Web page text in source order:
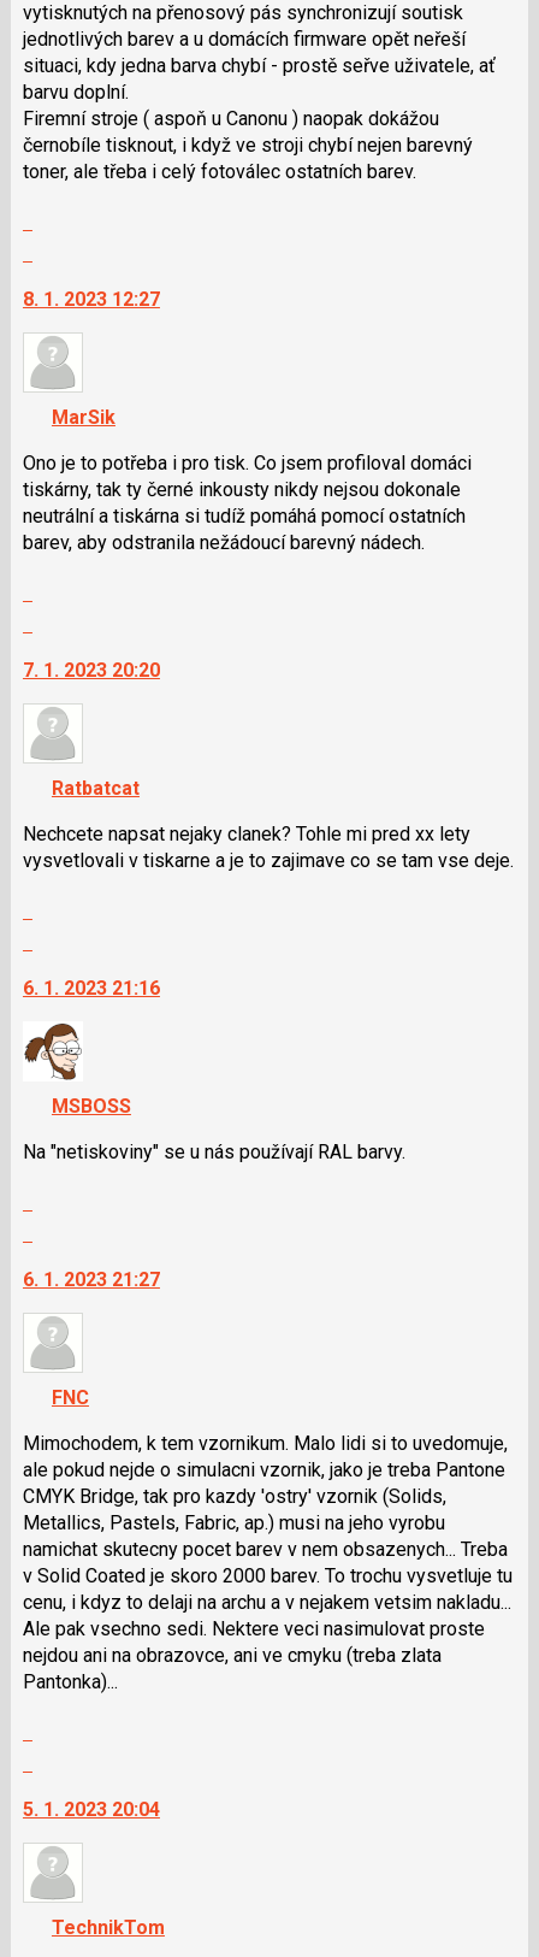
vytisknutých na přenosový pás synchronizují soutisk
jednotlivých barev a u domácích firmware opět neřeší
situaci, kdy jedna barva chybí - prostě seřve uživatele, ať
barvu doplní.
Firemní stroje ( aspoň u Canonu ) naopak dokážou
černobíle tisknout, i když ve stroji chybí nejen barevný
toner, ale třeba i celý fotoválec ostatních barev.
další
nový
názor.
navigaci
lze
použít
i
klávesy
N
pro
předchozí
nový
názor
8. 1. 2023 12:27
MarSik
Ono je to potřeba i pro tisk. Co jsem profiloval domáci
tiskárny, tak ty černé inkousty nikdy nejsou dokonale
neutrální a tiskárna si tudíž pomáhá pomocí ostatních
barev, aby odstranila nežádoucí barevný nádech.
další
nový
názor.
navigaci
lze
použít
i
a
pro
předchozí
nový
názor
7. 1. 2023 20:20
Ratbatcat
Nechcete napsat nejaky clanek? Tohle mi pred xx lety
vysvetlovali v tiskarne a je to zajimave co se tam vse deje.
další
názor.
K
navigaci
lze
použít
následující
a
P
pro
předchozí
nový
názor
6. 1. 2023 21:16
MSBOSS
Na "netiskoviny" se u nás používají RAL barvy.
další
nový
názor.
navigaci
lze
použít
i
klávesy
N
pro
následující
a
P
pro
předchozí
6. 1. 2023 21:27
FNC
Mimochodem, k tem vzornikum. Malo lidi si to uvedomuje,
ale pokud nejde o simulacni vzornik, jako je treba Pantone
CMYK Bridge, tak pro kazdy 'ostry' vzornik (Solids,
Metallics, Pastels, Fabric, ap.) musi na jeho vyrobu
namichat skutecny pocet barev v nem obsazenych... Treba
v Solid Coated je skoro 2000 barev. To trochu vysvetluje tu
cenu, i kdyz to delaji na archu a v nejakem vetsim nakladu...
Ale pak vsechno sedi. Nektere veci nasimulovat proste
nejdou ani na obrazovce, ani ve cmyku (treba zlata
Pantonka)...
další
nový
názor.
navigaci
lze
5. 1. 2023 20:04
TechnikTom